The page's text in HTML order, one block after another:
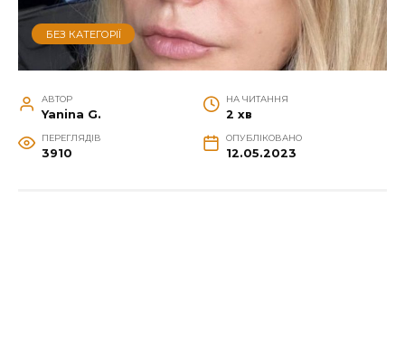
БЕЗ КАТЕГОРІЇ
АВТОР
Yanina G.
НА ЧИТАННЯ
2 хв
ПЕРЕГЛЯДІВ
3910
ОПУБЛІКОВАНО
12.05.2023